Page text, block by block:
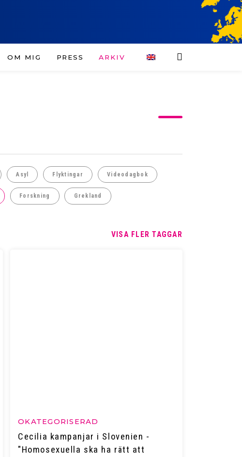
OM MIG PRESS ARKIV
Asyl Flyktingar Videodagbok
Forskning Grekland
VISA FLER TAGGAR
OKATEGORISERAD
Cecilia kampanjar i Slovenien -
"Homosexuella ska ha rätt att